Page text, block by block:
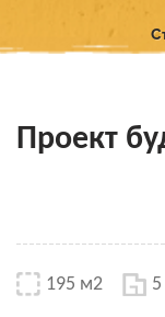
Проект
195 м2 5